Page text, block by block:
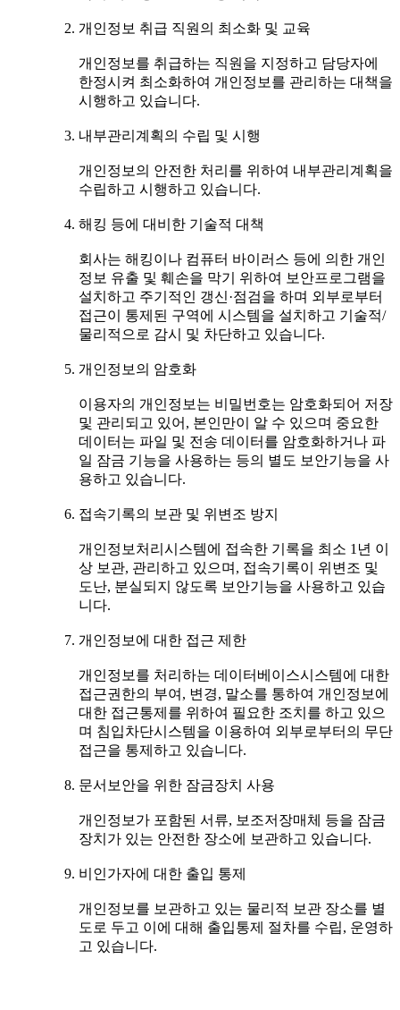
개인정보 취급 직원의 최소화 및 교육
개인정보를 취급하는 직원을 지정하고 담당자에
한정시켜 최소화하여 개인정보를 관리하는 대책을
시행하고 있습니다.
내부관리계획의 수립 및 시행
개인정보의 안전한 처리를 위하여 내부관리계획을
수립하고 시행하고 있습니다.
해킹 등에 대비한 기술적 대책
회사는 해킹이나 컴퓨터 바이러스 등에 의한 개인
정보 유출 및 훼손을 막기 위하여 보안프로그램을
설치하고 주기적인 갱신·점검을 하며 외부로부터
접근이 통제된 구역에 시스템을 설치하고 기술적/
물리적으로 감시 및 차단하고 있습니다.
개인정보의 암호화
이용자의 개인정보는 비밀번호는 암호화되어 저장
및 관리되고 있어, 본인만이 알 수 있으며 중요한
데이터는 파일 및 전송 데이터를 암호화하거나 파
일 잠금 기능을 사용하는 등의 별도 보안기능을 사
용하고 있습니다.
접속기록의 보관 및 위변조 방지
개인정보처리시스템에 접속한 기록을 최소 1년 이
상 보관, 관리하고 있으며, 접속기록이 위변조 및
도난, 분실되지 않도록 보안기능을 사용하고 있습
니다.
개인정보에 대한 접근 제한
개인정보를 처리하는 데이터베이스시스템에 대한
접근권한의 부여, 변경, 말소를 통하여 개인정보에
대한 접근통제를 위하여 필요한 조치를 하고 있으
며 침입차단시스템을 이용하여 외부로부터의 무단
접근을 통제하고 있습니다.
문서보안을 위한 잠금장치 사용
개인정보가 포함된 서류, 보조저장매체 등을 잠금
장치가 있는 안전한 장소에 보관하고 있습니다.
비인가자에 대한 출입 통제
개인정보를 보관하고 있는 물리적 보관 장소를 별
도로 두고 이에 대해 출입통제 절차를 수립, 운영하
고 있습니다.